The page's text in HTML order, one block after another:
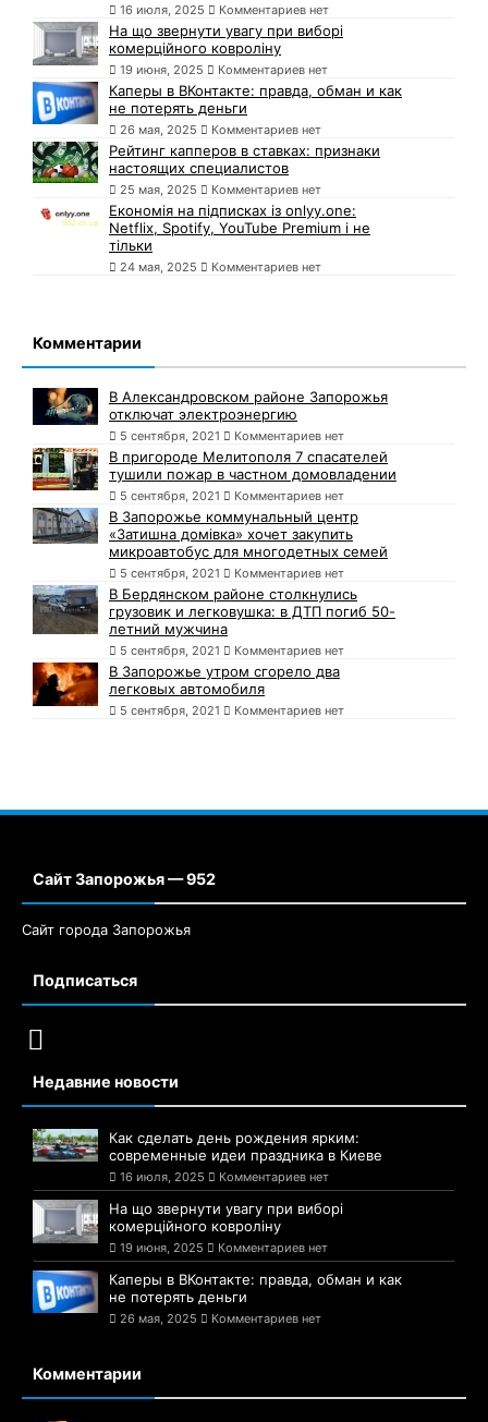
16 июля, 2025 Комментариев нет
На що звернути увагу при виборі
комерційного ковроліну
19 июня, 2025 Комментариев нет
Каперы в ВКонтакте: правда, обман и как
не потерять деньги
26 мая, 2025 Комментариев нет
Рейтинг капперов в ставках: признаки
настоящих специалистов
25 мая, 2025 Комментариев нет
Економія на підписках із onlyy.one:
Netflix, Spotify, YouTube Premium і не
тільки
24 мая, 2025 Комментариев нет
Комментарии
В Александровском районе Запорожья
отключат электроэнергию
5 сентября, 2021 Комментариев нет
В пригороде Мелитополя 7 спасателей
тушили пожар в частном домовладении
5 сентября, 2021 Комментариев нет
В Запорожье коммунальный центр
«Затишна домівка» хочет закупить
микроавтобус для многодетных семей
5 сентября, 2021 Комментариев нет
В Бердянском районе столкнулись
грузовик и легковушка: в ДТП погиб 50-
летний мужчина
5 сентября, 2021 Комментариев нет
В Запорожье утром сгорело два
легковых автомобиля
5 сентября, 2021 Комментариев нет
Сайт Запорожья — 952
Сайт города Запорожья
Подписаться
Недавние новости
Как сделать день рождения ярким:
современные идеи праздника в Киеве
16 июля, 2025 Комментариев нет
На що звернути увагу при виборі
комерційного ковроліну
19 июня, 2025 Комментариев нет
Каперы в ВКонтакте: правда, обман и как
не потерять деньги
26 мая, 2025 Комментариев нет
Комментарии